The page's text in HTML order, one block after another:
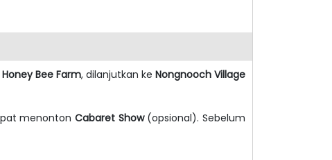
Honey Bee Farm, dilanjutkan ke Nongnooch Village
menonton Cabaret Show (opsional). Sebelum